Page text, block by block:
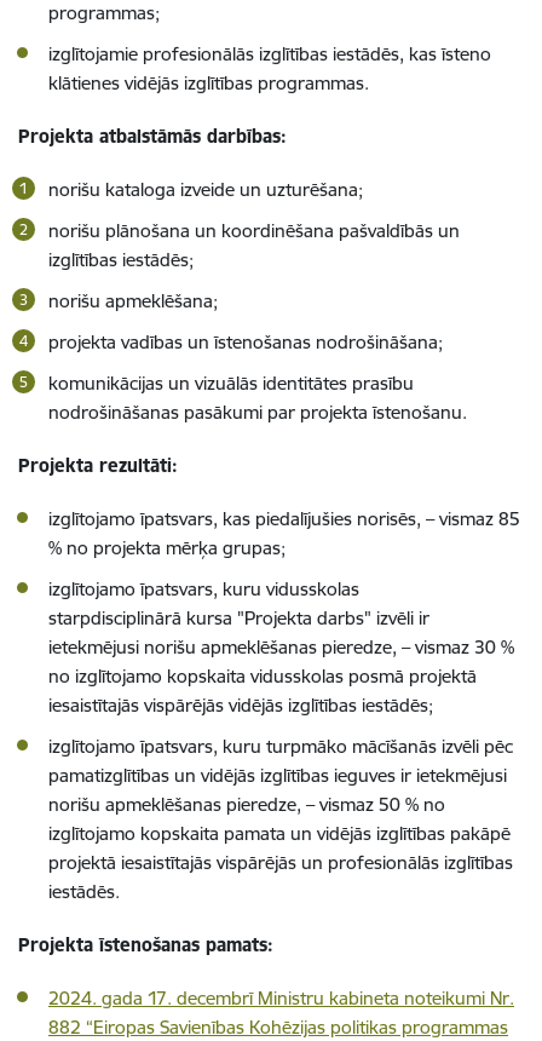
programmas;
izglītojamie profesionālās izglītības iestādēs, kas īsteno
klātienes vidējās izglītības programmas.
Projekta atbalstāmās darbības:
norišu kataloga izveide un uzturēšana;
norišu plānošana un koordinēšana pašvaldībās un
izglītības iestādēs;
norišu apmeklēšana;
projekta vadības un īstenošanas nodrošināšana;
komunikācijas un vizuālās identitātes prasību
nodrošināšanas pasākumi par projekta īstenošanu.
Projekta rezultāti:
izglītojamo īpatsvars, kas piedalījušies norisēs, – vismaz 85
% no projekta mērķa grupas;
izglītojamo īpatsvars, kuru vidusskolas
starpdisciplinārā kursa "Projekta darbs" izvēli ir
ietekmējusi norišu apmeklēšanas pieredze, – vismaz 30 %
no izglītojamo kopskaita vidusskolas posmā projektā
iesaistītajās vispārējās vidējās izglītības iestādēs;
izglītojamo īpatsvars, kuru turpmāko mācīšanās izvēli pēc
pamatizglītības un vidējās izglītības ieguves ir ietekmējusi
norišu apmeklēšanas pieredze, – vismaz 50 % no
izglītojamo kopskaita pamata un vidējās izglītības pakāpē
projektā iesaistītajās vispārējās un profesionālās izglītības
iestādēs.
Projekta īstenošanas pamats:
2024. gada 17. decembrī Ministru kabineta noteikumi Nr.
882 “Eiropas Savienības Kohēzijas politikas programmas